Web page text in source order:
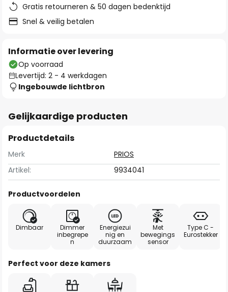
Gratis retourneren & 50 dagen bedenktijd
Snel & veilig betalen
Informatie over levering
Op voorraad
Levertijd: 2 - 4 werkdagen
Ingebouwde lichtbron
Gelijkaardige producten
Productdetails
Merk
PRIOS
Artikel:
9934041
Productvoordelen
Dimbaar
Dimmer
inbegrepe
n
Energiezui
nig en
duurzaam
Met
bewegings
sensor
Type C -
Eurostekker
Perfect voor deze kamers